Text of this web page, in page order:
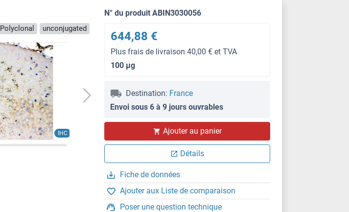
Polyclonal unconjugated
IHC
WB
N° du produit ABIN3030056
644,88 €
Plus frais de livraison 40,00 € et TVA
100 μg
Destination: France
Envoi sous 6 à 9 jours ouvrables
Ajouter au panier
Détails
Fiche de données
Ajouter aux Liste de comparaison
Poser une question technique